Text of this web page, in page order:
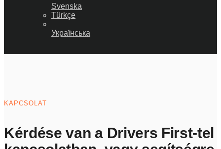
Svenska
Türkçe
Українська
KAPCSOLAT
Kérdése van a Drivers First-tel